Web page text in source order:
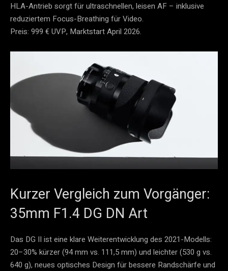
HLA-Antrieb sorgt für ultraschnellen, leisen AF – inklusive
reduziertem Focus-Breathing für Video.
Preis: 999 € UVP, Marktstart April 2026.
Kurzer Vergleich zum Vorgänger:
35mm F1.4 DG DN Art
Das DG II ist eine klare Weiterentwicklung des 2021-Modells:
20–30% kürzer (94 mm vs. 111,5 mm) und leichter (530 g vs.
640 g), neues optisches Design für bessere Randschärfe und